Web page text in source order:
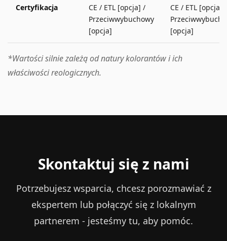
Certyfikacja
CE / ETL [opcja] /
Przeciwwybuchowy
[opcja]
CE / ETL [opcja] /
[opcja]
*Wartości silnie zależą od natury kolorantów i ich
właściwości reologicznych.
Skontaktuj się z nami
Potrzebujesz wsparcia, chcesz porozmawiać z
ekspertem lub połączyć się z lokalnym
partnerem - jesteśmy tu, aby pomóc.